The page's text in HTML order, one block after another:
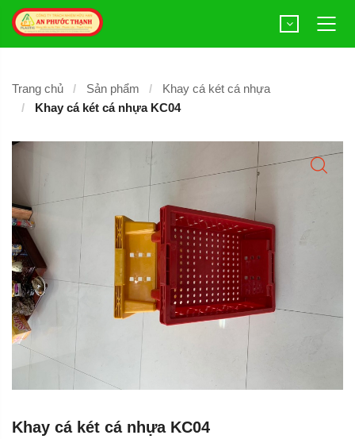
Trang chủ Sản phẩm
Khay cá két cá nhựa
Khay cá két cá nhựa KC04
Khay cá két cá nhựa KC04